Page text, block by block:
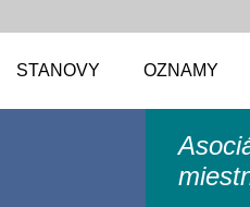
STANOVY OZNAMY